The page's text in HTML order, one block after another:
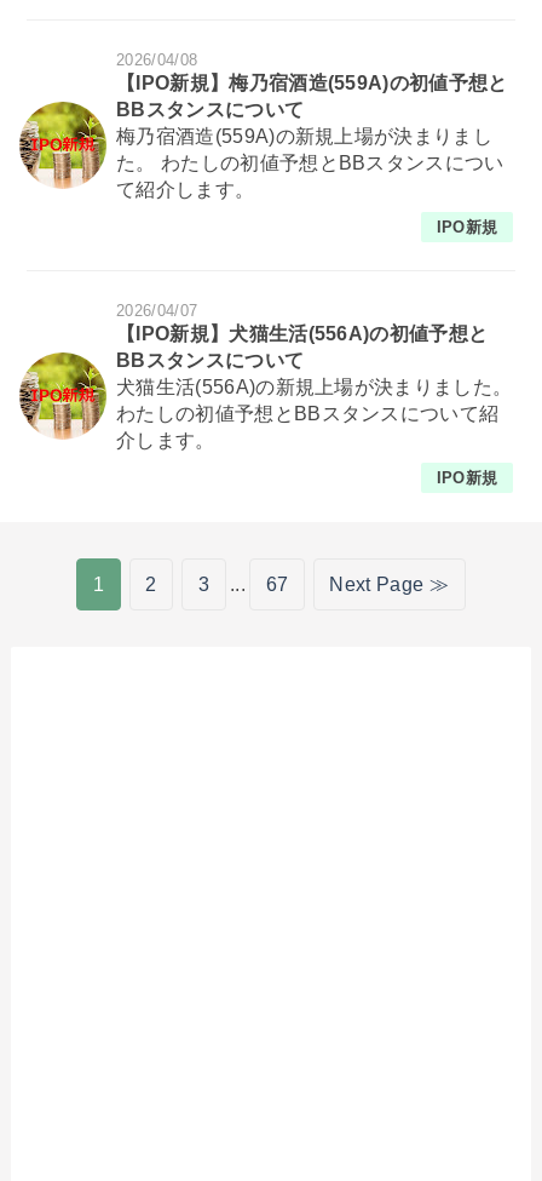
2026/04/08
【IPO新規】梅乃宿酒造(559A)の初値予想と
BBスタンスについて
梅乃宿酒造(559A)の新規上場が決まりまし
た。 わたしの初値予想とBBスタンスについ
て紹介します。
IPO新規
2026/04/07
【IPO新規】犬猫生活(556A)の初値予想と
BBスタンスについて
犬猫生活(556A)の新規上場が決まりました。
わたしの初値予想とBBスタンスについて紹
介します。
IPO新規
1 2 3 ... 67 Next Page ≫